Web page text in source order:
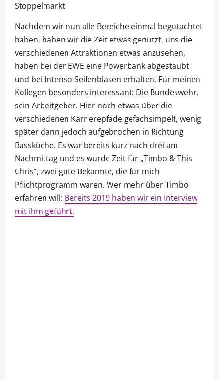
Stoppelmarkt.
Nachdem wir nun alle Bereiche einmal begutachtet
haben, haben wir die Zeit etwas genutzt, uns die
verschiedenen Attraktionen etwas anzusehen,
haben bei der EWE eine Powerbank abgestaubt
und bei Intenso Seifenblasen erhalten. Für meinen
Kollegen besonders interessant: Die Bundeswehr,
sein Arbeitgeber. Hier noch etwas über die
verschiedenen Karrierepfade gefachsimpelt, wenig
später dann jedoch aufgebrochen in Richtung
Bassküche. Es war bereits kurz nach drei am
Nachmittag und es wurde Zeit für „Timbo & This
Chris“, zwei gute Bekannte, die für mich
Pflichtprogramm waren. Wer mehr über Timbo
erfahren will: Bereits 2019 haben wir ein Interview
mit ihm geführt.